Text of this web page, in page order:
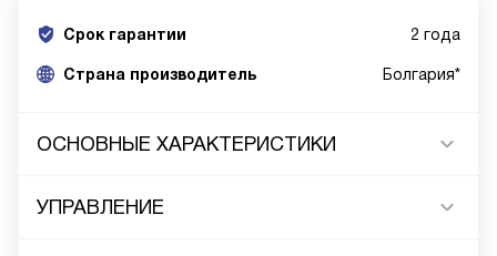
Срок гарантии 2 года
Cтрана производитель Болгария*
ОСНОВНЫЕ ХАРАКТЕРИСТИКИ
УПРАВЛЕНИЕ